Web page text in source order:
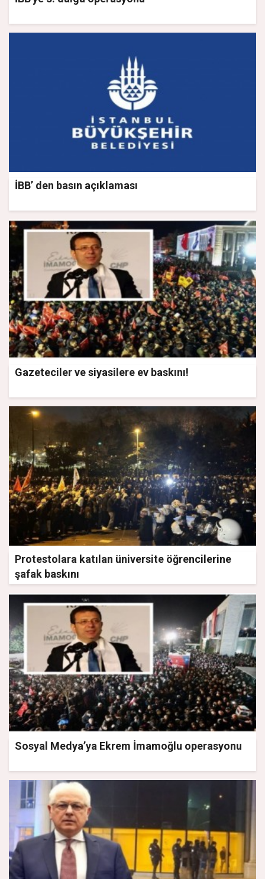
İBB’ den basın açıklaması
Gazeteciler ve siyasilere ev baskını!
Protestolara katılan üniversite öğrencilerine
şafak baskını
Sosyal Medya’ya Ekrem İmamoğlu operasyonu